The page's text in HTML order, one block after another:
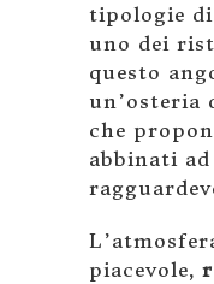
tipologie
uno dei
questo
un’osteria
che
abbinati
piacevole,